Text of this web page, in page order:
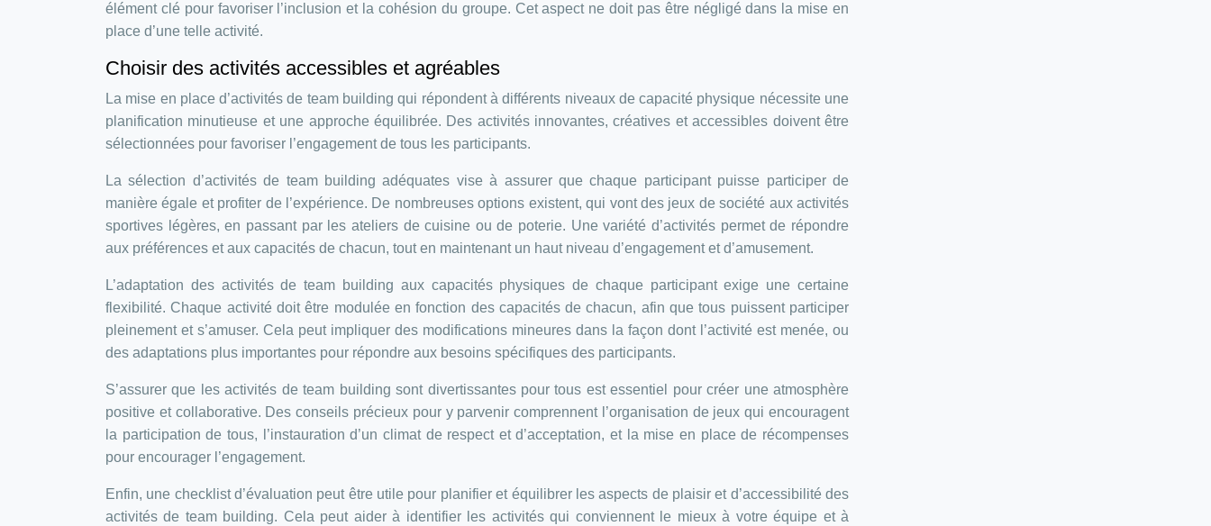
élément clé pour favoriser l’inclusion et la cohésion du groupe. Cet aspect ne doit pas être négligé dans la mise en
place d’une telle activité.
Choisir des activités accessibles et agréables
La mise en place d’activités de team building qui répondent à différents niveaux de capacité physique nécessite une
planification minutieuse et une approche équilibrée. Des activités innovantes, créatives et accessibles doivent être
sélectionnées pour favoriser l’engagement de tous les participants.
La sélection d’activités de team building adéquates vise à assurer que chaque participant puisse participer de
manière égale et profiter de l’expérience. De nombreuses options existent, qui vont des jeux de société aux activités
sportives légères, en passant par les ateliers de cuisine ou de poterie. Une variété d’activités permet de répondre
aux préférences et aux capacités de chacun, tout en maintenant un haut niveau d’engagement et d’amusement.
L’adaptation des activités de team building aux capacités physiques de chaque participant exige une certaine
flexibilité. Chaque activité doit être modulée en fonction des capacités de chacun, afin que tous puissent participer
pleinement et s’amuser. Cela peut impliquer des modifications mineures dans la façon dont l’activité est menée, ou
des adaptations plus importantes pour répondre aux besoins spécifiques des participants.
S’assurer que les activités de team building sont divertissantes pour tous est essentiel pour créer une atmosphère
positive et collaborative. Des conseils précieux pour y parvenir comprennent l’organisation de jeux qui encouragent
la participation de tous, l’instauration d’un climat de respect et d’acceptation, et la mise en place de récompenses
pour encourager l’engagement.
Enfin, une checklist d’évaluation peut être utile pour planifier et équilibrer les aspects de plaisir et d’accessibilité des
activités de team building. Cela peut aider à identifier les activités qui conviennent le mieux à votre équipe et à